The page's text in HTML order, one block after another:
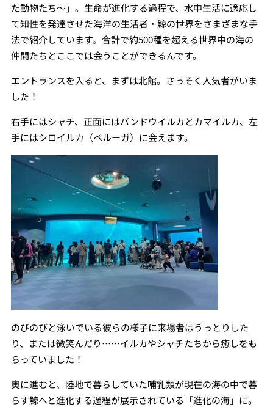
た動物たち〜」。生命が進化する過程で、水中生活に適応し
て知性を発達させた海洋の生活者・鯨の世界をさまざまな手
法で紹介しています。合計で約500種を超える世界中の海の
仲間たちとここでは会うことができるんです。
エントランスを入ると、まずは北館。さっそく人気者がいま
した！
右手にはシャチ、正面にはバンドウイルカとカマイルカ、左
手にはシロイルカ（ベルーガ）に会えます。
のびのびと泳いでいる彼らの様子に来場者はうっとりした
り、または微笑んだり……イルカやシャチたちから癒しをも
らっていました！
奥に進むと、陸地で暮らしていた哺乳類が現在の海の中で暮
らす鯨へと進化する過程が展示されている「進化の海」に。